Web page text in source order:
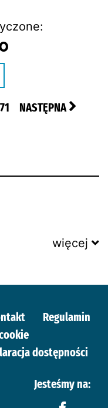
71 NASTĘPNA
więcej
Regulamin
dostępności
Jesteśmy na: